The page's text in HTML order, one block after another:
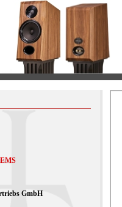
GmbH